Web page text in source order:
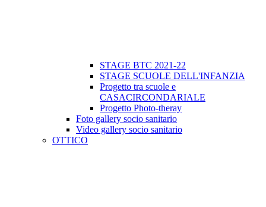
STAGE BTC 2021-22
STAGE SCUOLE DELL'INFANZIA
Progetto tra scuole e
CASACIRCONDARIALE
Progetto Photo-theray
Foto gallery socio sanitario
Video gallery socio sanitario
OTTICO